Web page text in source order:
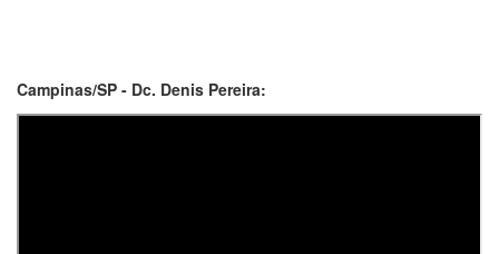
Campinas/SP - Dc. Denis Pereira: